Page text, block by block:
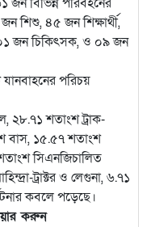
শিশু, ৪৫ জন শিক্ষার্থী,
জন চিকিৎসক, ও ০৯ জন
পরিচয়
২৮.৭১ শতাংশ ট্রাক-
বাস, ১৫.৫৭ শতাংশ
সিএনজিচালিত
ট্রাক্টর ও লেগুনা, ৬.৭১
কবলে পড়েছে।
করুন